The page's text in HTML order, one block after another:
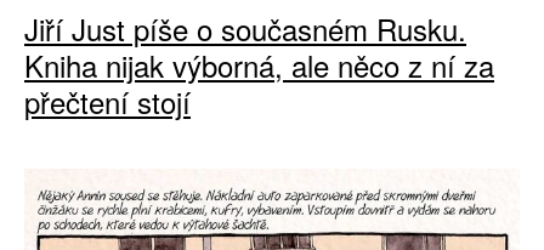
Jiří Just píše o současném Rusku.
Kniha nijak výborná, ale něco z ní za
přečtení stojí